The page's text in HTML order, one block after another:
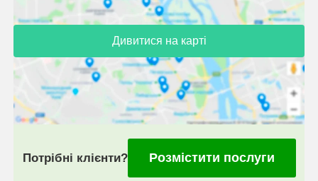
Дивитися на карті
Потрібні клієнти? Розмістити послуги